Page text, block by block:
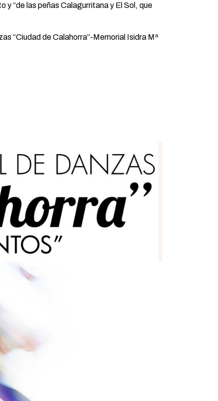
“de las peñas Calagurritana y El Sol, que
“Ciudad de Calahorra”-Memorial Isidra Mª